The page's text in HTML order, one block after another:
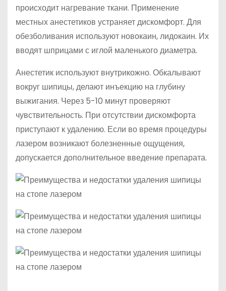
происходит нагревание ткани. Применение
местных анестетиков устраняет дискомфорт. Для
обезболивания используют новокаин, лидокаин. Их
вводят шприцами с иглой маленького диаметра.
Анестетик используют внутрикожно. Обкалывают
вокруг шипицы, делают инъекцию на глубину
выжигания. Через 5-10 минут проверяют
чувствительность. При отсутствии дискомфорта
приступают к удалению. Если во время процедуры
лазером возникают болезненные ощущения,
допускается дополнительное введение препарата.